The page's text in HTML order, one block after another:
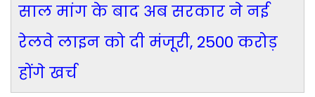
साल मांग के बाद अब सरकार ने नई
रेलवे लाइन को दी मंजूरी, 2500 करोड़
होंगे खर्च